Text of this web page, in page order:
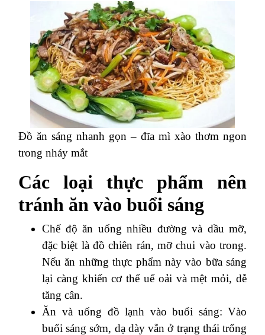
Đồ ăn sáng nhanh gọn – đĩa mì xào thơm ngon
trong nháy mắt
Các loại thực phẩm nên
tránh ăn vào buổi sáng
Chế độ ăn uống nhiều đường và dầu mỡ,
đặc biệt là đồ chiên rán, mỡ chui vào trong.
Nếu ăn những thực phẩm này vào bữa sáng
lại càng khiến cơ thể uể oải và mệt mỏi, dễ
tăng cân.
Ăn và uống đồ lạnh vào buổi sáng: Vào
buổi sáng sớm, dạ dày vẫn ở trạng thái trống